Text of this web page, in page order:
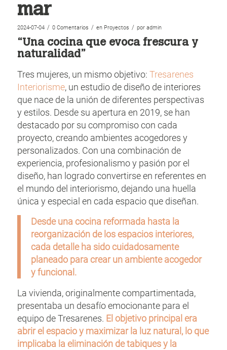
mar
2024-07-04 / 0 Comentarios / en Proyectos / por admin
“Una cocina que evoca frescura y
naturalidad”
Tres mujeres, un mismo objetivo: Tresarenes
Interiorisme, un estudio de diseño de interiores
que nace de la unión de diferentes perspectivas
y estilos. Desde su apertura en 2019, se han
destacado por su compromiso con cada
proyecto, creando ambientes acogedores y
personalizados. Con una combinación de
experiencia, profesionalismo y pasión por el
diseño, han logrado convertirse en referentes en
el mundo del interiorismo, dejando una huella
única y especial en cada espacio que diseñan.
Desde una cocina reformada hasta la
reorganización de los espacios interiores,
cada detalle ha sido cuidadosamente
planeado para crear un ambiente acogedor
y funcional.
La vivienda, originalmente compartimentada,
presentaba un desafío emocionante para el
equipo de Tresarenes. El objetivo principal era
abrir el espacio y maximizar la luz natural, lo que
implicaba la eliminación de tabiques y la